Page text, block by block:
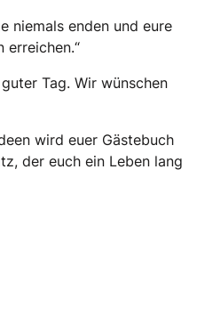
niemals enden und eure
erreichen.“
Tag. Wir wünschen
wird euer Gästebuch
der euch ein Leben lang